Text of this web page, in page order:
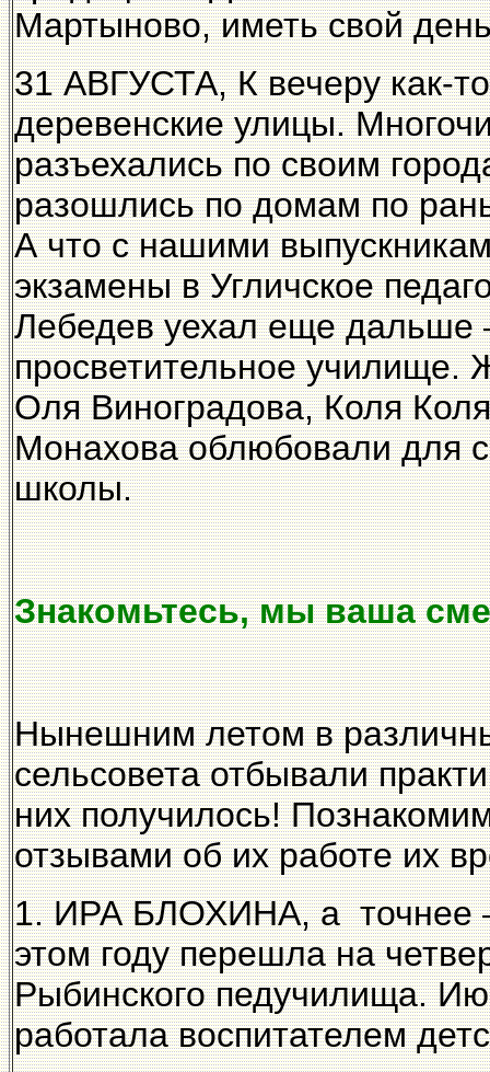
Мартыново, иметь свой
31 АВГУСТА, К вечеру как-
деревенские улицы.
разъехались по своим
разошлись по домам по
А что с нашими
экзамены в Угличское
Лебедев уехал еще дальше
просветительное
Оля Виноградова, Коля
Монахова облюбовали для
школы.
Знакомьтесь, мы ваша
Нынешним летом в
сельсовета отбывали
них получилось!
отзывами об их работе их
1. ИРА БЛОХИНА, а точнее
этом году перешла на
Рыбинского педучилища.
работала воспитателем